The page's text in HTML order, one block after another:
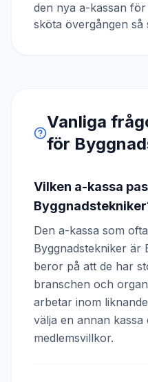
den nya a-kassan
sköta övergången så
Vanliga
för
Vilken a-kassa
Den a-kassa som
Byggnadstekniker är
beror på att de har
branschen och
arbetar inom
välja en annan
medlemsvillkor.